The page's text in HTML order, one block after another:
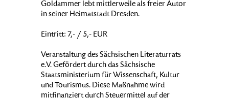
Goldammer lebt mittlerweile als freier Autor
in seiner Heimatstadt Dresden.
Eintritt: 7,- / 5,- EUR
Veranstaltung des Sächsischen Literaturrats
e.V. Gefördert durch das Sächsische
Staatsministerium für Wissenschaft, Kultur
und Tourismus. Diese Maßnahme wird
mitfinanziert durch Steuermittel auf der